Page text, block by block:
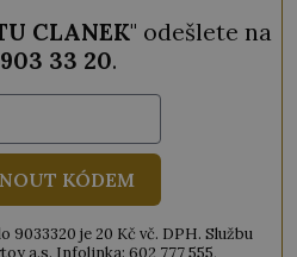
CLANEK" odešlete na
903 33 20.
KÓDEM
9033320 je 20 Kč vč. DPH. Službu
a.s. Infolinka: 602 777 555,